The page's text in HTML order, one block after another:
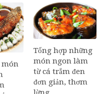
món
Tổng hợp những
món ngon làm
từ cá trắm đen
đơn giản, thơm